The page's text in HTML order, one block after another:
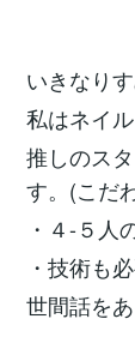
いきなりす
私はネイ
推しのス
す。(こだ
・４-５人
・技術も
世間話を